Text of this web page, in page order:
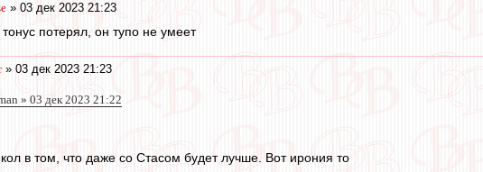
» 03 дек 2023 21:23
потерял, он тупо не умеет
» 03 дек 2023 21:23
» 03 дек 2023 21:22
в том, что даже со Стасом будет лучше. Вот ирония то